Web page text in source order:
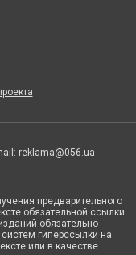
reklama@056.ua
предварительного
обязательной ссылки
обязательно
гиперссылки на
или в качестве